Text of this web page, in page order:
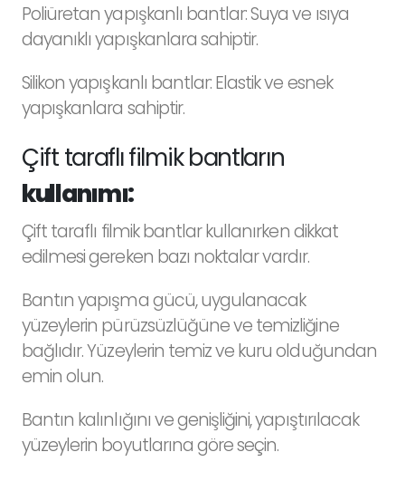
Poliüretan yapışkanlı bantlar: Suya ve ısıya
dayanıklı yapışkanlara sahiptir.
Silikon yapışkanlı bantlar: Elastik ve esnek
yapışkanlara sahiptir.
Çift taraflı filmik bantların
kullanımı:
Çift taraflı filmik bantlar kullanırken dikkat
edilmesi gereken bazı noktalar vardır.
Bantın yapışma gücü, uygulanacak
yüzeylerin pürüzsüzlüğüne ve temizliğine
bağlıdır. Yüzeylerin temiz ve kuru olduğundan
emin olun.
Bantın kalınlığını ve genişliğini, yapıştırılacak
yüzeylerin boyutlarına göre seçin.